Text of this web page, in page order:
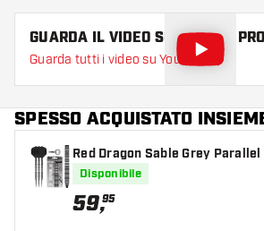
GUARDA IL VIDEO SU QUESTO
Guarda tutti i video su YouTube
SPESSO ACQUISTATO
Red Dragon Sable Grey
ch Point 90% Dartshopper
- Freccette Steel Darts
Disponibile
59,95